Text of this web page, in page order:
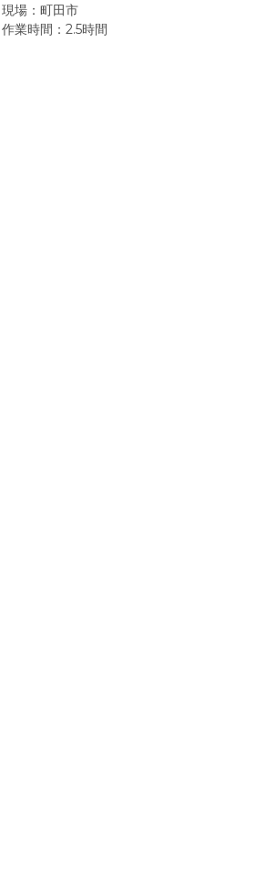
現場：町田市
作業時間：2.5時間